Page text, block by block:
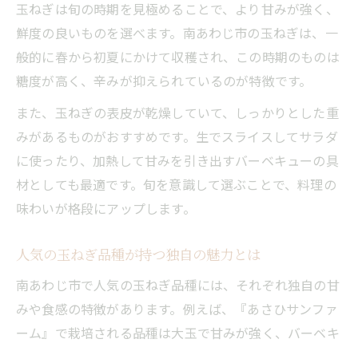
玉ねぎは旬の時期を見極めることで、より甘みが強く、
鮮度の良いものを選べます。南あわじ市の玉ねぎは、一
般的に春から初夏にかけて収穫され、この時期のものは
糖度が高く、辛みが抑えられているのが特徴です。
また、玉ねぎの表皮が乾燥していて、しっかりとした重
みがあるものがおすすめです。生でスライスしてサラダ
に使ったり、加熱して甘みを引き出すバーベキューの具
材としても最適です。旬を意識して選ぶことで、料理の
味わいが格段にアップします。
人気の玉ねぎ品種が持つ独自の魅力とは
南あわじ市で人気の玉ねぎ品種には、それぞれ独自の甘
みや食感の特徴があります。例えば、『あさひサンファ
ーム』で栽培される品種は大玉で甘みが強く、バーベキ